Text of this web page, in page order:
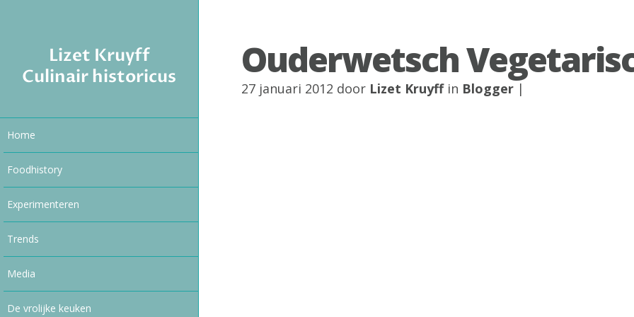
Lizet Kruyff
Culinair historicus
Home
Foodhistory
Experimenteren
Trends
Media
De vrolijke keuken
Ouderwetsch
27 januari 2012 door Lizet Kruyffin Blogger |